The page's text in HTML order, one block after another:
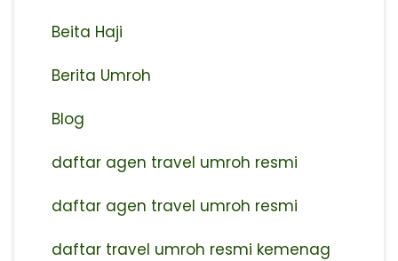
Beita Haji
Berita Umroh
Blog
daftar agen travel umroh resmi
⁠daftar agen travel umroh resmi
daftar travel umroh resmi kemenag